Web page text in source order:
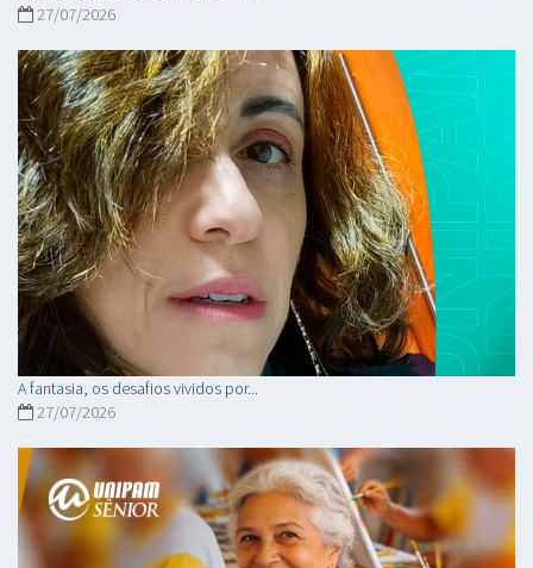
27/07/2026
A fantasia, os desafios vividos por...
27/07/2026